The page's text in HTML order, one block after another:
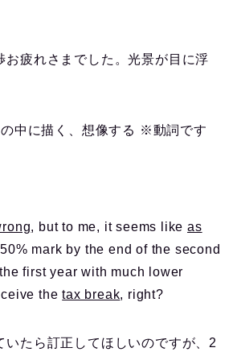
お疲れさまでした。光景が目に浮
中に描く、想像する ※動詞です
, but to me, it seems likeas
mark by the end of the second
first year with much lower
thetax break, right?
いたら訂正してほしいのですが、2